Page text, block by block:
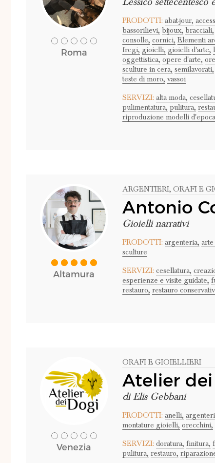
Roma
PRODOTTI: abat-jour,
bassorilievi, bijoux, bracciali,
consolle, cornici, Elementi
fregi, gioielli, gioielli d'arte,
oggettistica, opere d'arte,
sculture in cera, semilavorati,
teste di moro, vassoi
SERVIZI: alta moda,
pulimentatura, pulitura,
riproduzione modelli
Altamura
ARGENTIERI, ORAFI E
Antonio
Gioielli narrativi
PRODOTTI: argenteria, arte
sculture
SERVIZI: cesellatura,
esperienze e visite guidate,
restauro, restauro
Venezia
ORAFI E GIOIELLIERI
Atelier
di Elis Gebbani
PRODOTTI: anelli,
montature gioielli, orecchini,
SERVIZI: doratura, finitura,
pulitura, restauro,